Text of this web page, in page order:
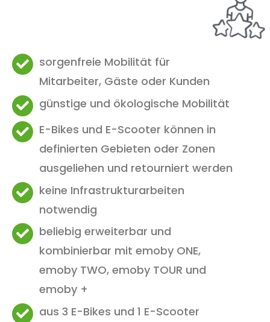
sorgenfreie Mobilität für
Mitarbeiter, Gäste oder Kunden
günstige und ökologische Mobilität
E-Bikes und E-Scooter können in
definierten Gebieten oder Zonen
ausgeliehen und retourniert werden
keine Infrastrukturarbeiten
notwendig
beliebig erweiterbar und
kombinierbar mit emoby ONE,
emoby TWO, emoby TOUR und
emoby +
aus 3 E-Bikes und 1 E-Scooter